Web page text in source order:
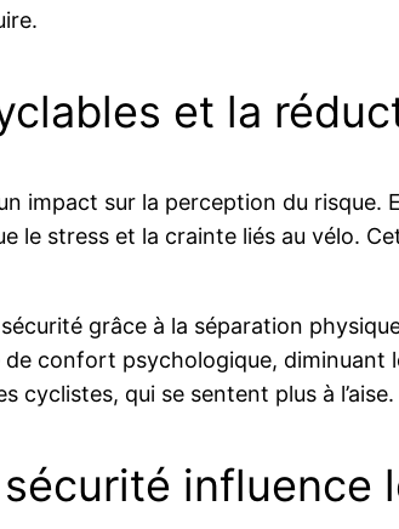
et la
impact sur la perception du
le stress et la crainte liés au vélo.
grâce à la séparation
de confort psychologique, diminuant
cyclistes, qui se sentent plus à l’aise.
influence